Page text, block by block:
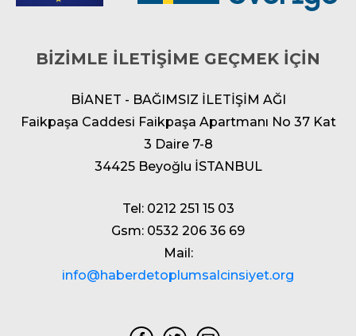
BİZİMLE İLETİŞİME GEÇMEK İÇİN
BİANET - BAĞIMSIZ İLETİŞİM AĞI
Faikpaşa Caddesi Faikpaşa Apartmanı No 37 Kat
3 Daire 7-8
34425 Beyoğlu İSTANBUL
Tel: 0212 251 15 03
Gsm: 0532 206 36 69
Mail:
info@haberdetoplumsalcinsiyet.org